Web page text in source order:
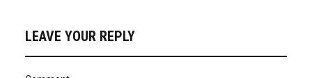
LEAVE YOUR REPLY